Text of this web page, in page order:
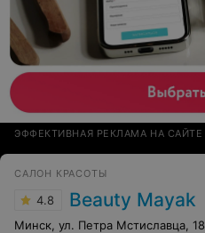
ЭФФЕКТИВНАЯ РЕКЛАМА НА САЙТЕ
САЛОН КРАСОТЫ
4.8 Beauty Mayak
Минск, ул. Петра Мстиславца, 18